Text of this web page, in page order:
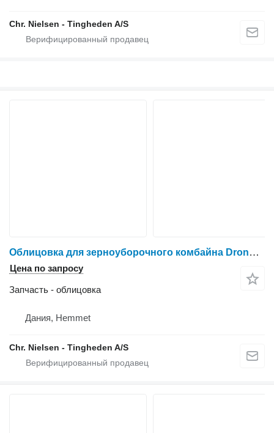
Chr. Nielsen - Tingheden A/S
Облицовка для зерноуборочного комбайна Dronningborg D1650
Цена по запросу
Запчасть - облицовка
Дания, Hemmet
Chr. Nielsen - Tingheden A/S